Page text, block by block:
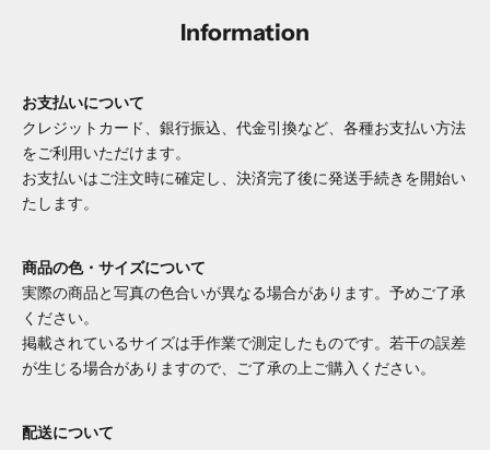
Information
お支払いについて
クレジットカード、銀行振込、代金引換など、各種お支払い方法
をご利用いただけます。
お支払いはご注文時に確定し、決済完了後に発送手続きを開始い
たします。
商品の色・サイズについて
実際の商品と写真の色合いが異なる場合があります。予めご了承
ください。
掲載されているサイズは手作業で測定したものです。若干の誤差
が生じる場合がありますので、ご了承の上ご購入ください。
配送について